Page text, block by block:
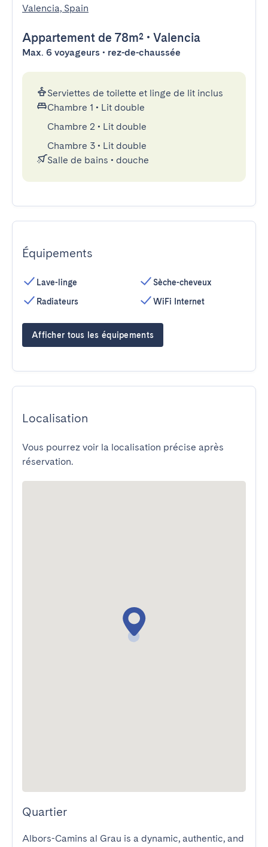
Valencia, Spain
Appartement de 78m² • Valencia
Max. 6 voyageurs • rez-de-chaussée
Serviettes de toilette et linge de lit inclus
Chambre 1 • Lit double
Chambre 2 • Lit double
Chambre 3 • Lit double
Salle de bains • douche
Équipements
Lave-linge
Radiateurs
Sèche-cheveux
WiFi Internet
Afficher tous les équipements
Localisation
Vous pourrez voir la localisation précise après
réservation.
Quartier
Albors-Camins al Grau is a dynamic, authentic, and